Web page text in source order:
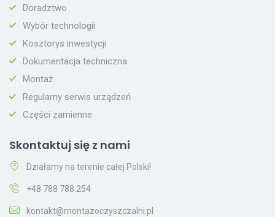
Doradztwo
Wybór technologii
Kosztorys inwestycji
Dokumentacja techniczna
Montaż
Regularny serwis urządzeń
Części zamienne
Skontaktuj się z nami
Działamy na terenie całej Polski!
+48 788 788 254
kontakt@montazoczyszczalni.pl